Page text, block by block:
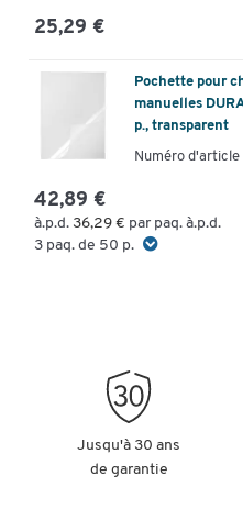
25,29 €
Pochette pour
manuelles
p., transparent
Numéro d'article
42,89 €
à.p.d. 36,29 € par paq. à.p.d.
3 paq. de 50 p.
Jusqu'à 30 ans
de garantie